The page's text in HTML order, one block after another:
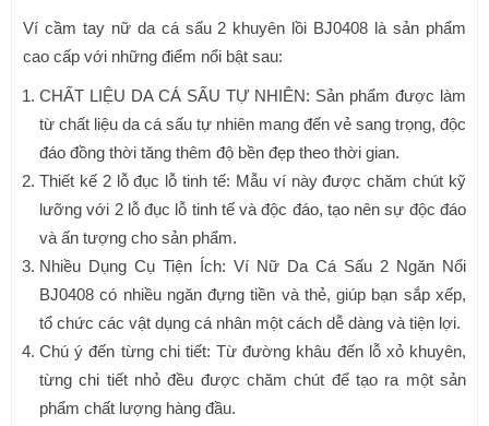
Ví cầm tay nữ da cá sấu 2 khuyên lồi BJ0408 là sản phẩm
cao cấp với những điểm nổi bật sau:
CHẤT LIỆU DA CÁ SẤU TỰ NHIÊN: Sản phẩm được làm
từ chất liệu da cá sấu tự nhiên mang đến vẻ sang trọng, độc
đáo đồng thời tăng thêm độ bền đẹp theo thời gian.
Thiết kế 2 lỗ đục lỗ tinh tế: Mẫu ví này được chăm chút kỹ
lưỡng với 2 lỗ đục lỗ tinh tế và độc đáo, tạo nên sự độc đáo
và ấn tượng cho sản phẩm.
Nhiều Dụng Cụ Tiện Ích: Ví Nữ Da Cá Sấu 2 Ngăn Nổi
BJ0408 có nhiều ngăn đựng tiền và thẻ, giúp bạn sắp xếp,
tổ chức các vật dụng cá nhân một cách dễ dàng và tiện lợi.
Chú ý đến từng chi tiết: Từ đường khâu đến lỗ xỏ khuyên,
từng chi tiết nhỏ đều được chăm chút để tạo ra một sản
phẩm chất lượng hàng đầu.